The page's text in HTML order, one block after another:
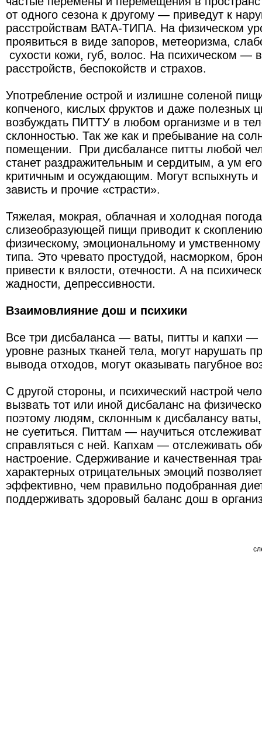
от одного сезона к другому — приведут к
расстройствам ВАТА-ТИПА. На физическом
проявиться в виде запоров, метеоризма,
сухости кожи, губ, волос. На психическом —
расстройств, беспокойств и страхов.
Употребление острой и излишне соленой
копченого, кислых фруктов и даже полезных
возбуждать ПИТТУ в любом организме и в
склонностью. Так же как и пребывание на
помещении. При дисбалансе питты любой
станет раздражительным и сердитым, а ум
критичным и осуждающим. Могут вспыхнуть и
зависть и прочие «страсти».
Тяжелая, мокрая, облачная и холодная
слизеобразующей пищи приводит к
физическому, эмоциональному и
типа. Это чревато простудой, насморком,
привести к вялости, отечности. А на
жадности, депрессивности.
Взаимовлияние дош и психики
Все три дисбаланса — ваты, питты и капхи —
уровне разных тканей тела, могут нарушать
вывода отходов, могут оказывать пагубное
С другой стороны, и психический настрой
вызвать тот или иной дисбаланс на
поэтому людям, склонным к дисбалансу ваты,
не суетиться. Питтам — научиться
справляться с ней. Капхам — отслеживать
настроение. Сдерживание и качественная
характерных отрицательных эмоций
эффективно, чем правильно подобранная
поддерживать здоровый баланс дош в